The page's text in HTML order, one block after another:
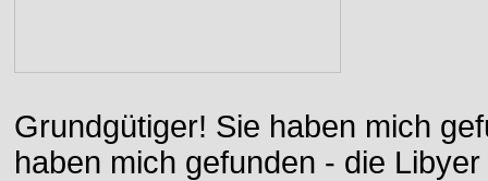
Grundgütiger! Sie haben mich
haben mich gefunden - die